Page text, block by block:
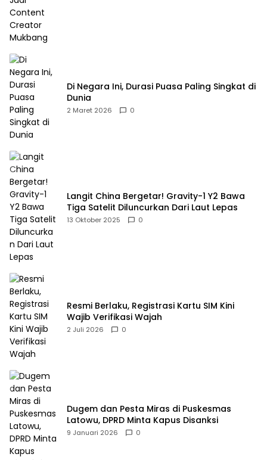
Di Negara Ini, Durasi Puasa Paling Singkat di
Dunia
2 Maret 2026 0
Langit China Bergetar! Gravity-1 Y2 Bawa
Tiga Satelit Diluncurkan Dari Laut Lepas
13 Oktober 2025 0
Resmi Berlaku, Registrasi Kartu SIM Kini
Wajib Verifikasi Wajah
2 Juli 2026 0
Dugem dan Pesta Miras di Puskesmas
Latowu, DPRD Minta Kapus Disanksi
9 Januari 2026 0